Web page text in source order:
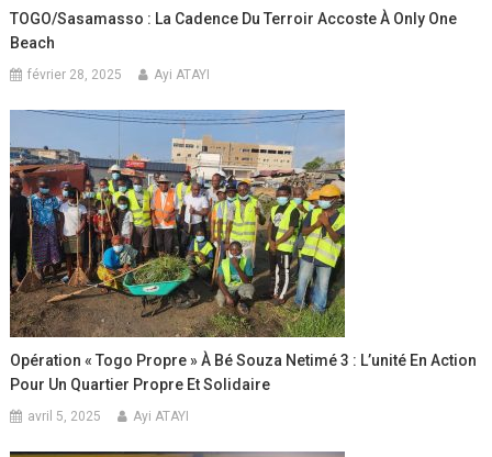
TOGO/Sasamasso : La Cadence Du Terroir Accoste À Only One
Beach
février 28, 2025 Ayi ATAYI
Opération « Togo Propre » À Bé Souza Netimé 3 : L’unité En Action
Pour Un Quartier Propre Et Solidaire
avril 5, 2025 Ayi ATAYI